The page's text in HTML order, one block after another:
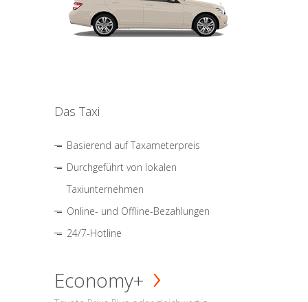
Das Taxi
Basierend auf Taxameterpreis
Durchgeführt von lokalen
Taxiunternehmen
Online- und Offline-Bezahlungen
24/7-Hotline
Economy+